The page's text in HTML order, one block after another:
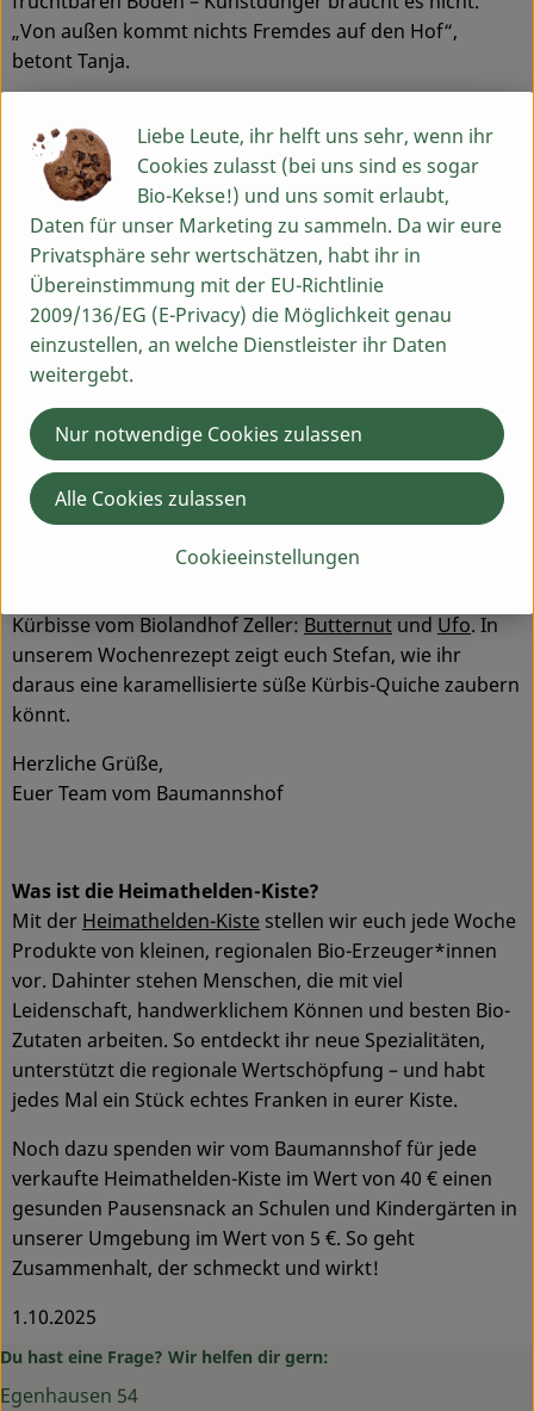
„Von außen kommt nichts Fremdes auf den Hof“,
betont Tanja.
verzichten nicht nur auf Chemie, sondern fördern aktiv
die Artenvielfalt. Blühstreifen auf den Feldern bieten
Insekten Nahrung – auch noch im Herbst, wenn sonst
kaum etwas blüht. Humusaufbau und gesunde Böden
sind für sie die Antwort auf Klimawandel und
Wassermangel.
Bio und Regionalität gehören für die Familie zusammen.
„Bio ist das Top-on“, sagt Tanja. Besonders die
schätzen die Zellers: „Die Leute können ihren Kürbis
quasi am Acker besuchen und dann in der Küche
verkochen.“ So entsteht Vertrauen – und ein echtes
Bewusstsein dafür, woher unsere Lebensmittel
Kürbisse vom Biolandhof Zeller: Butternut und Ufo. In
unserem Wochenrezept zeigt euch Stefan, wie ihr
daraus eine karamellisierte süße Kürbis-Quiche zaubern
könnt.
Herzliche Grüße,
Euer Team vom Baumannshof
Was ist die Heimathelden-Kiste?
Mit der Heimathelden-Kiste stellen wir euch jede Woche
Produkte von kleinen, regionalen Bio-Erzeuger*innen
vor. Dahinter stehen Menschen, die mit viel
Leidenschaft, handwerklichem Können und besten Bio-
Zutaten arbeiten. So entdeckt ihr neue Spezialitäten,
unterstützt die regionale Wertschöpfung – und habt
jedes Mal ein Stück echtes Franken in eurer Kiste.
Noch dazu spenden wir vom Baumannshof für jede
verkaufte Heimathelden-Kiste im Wert von 40 € einen
gesunden Pausensnack an Schulen und Kindergärten in
unserer Umgebung im Wert von 5 €. So geht
Zusammenhalt, der schmeckt und wirkt!
1.10.2025
Du hast eine Frage? Wir helfen dir gern:
Egenhausen 54
Liebe Leute, ihr helft uns sehr, wenn ihr
Cookies zulasst (bei uns sind es sogar
Bio-Kekse!) und uns somit erlaubt,
Daten für unser Marketing zu sammeln. Da wir eure
Privatsphäre sehr wertschätzen, habt ihr in
Übereinstimmung mit der EU-Richtlinie
2009/136/EG (E-Privacy) die Möglichkeit genau
einzustellen, an welche Dienstleister ihr Daten
weitergebt.
Cookieeinstellungen
Nur notwendige Cookies zulassen
Alle Cookies zulassen